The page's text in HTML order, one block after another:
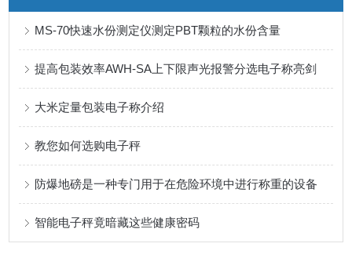
MS-70快速水份测定仪测定PBT颗粒的水份含量
提高包装效率AWH-SA上下限声光报警分选电子称亮剑
大米定量包装电子称介绍
教您如何选购电子秤
防爆地磅是一种专门用于在危险环境中进行称重的设备
智能电子秤竟暗藏这些健康密码